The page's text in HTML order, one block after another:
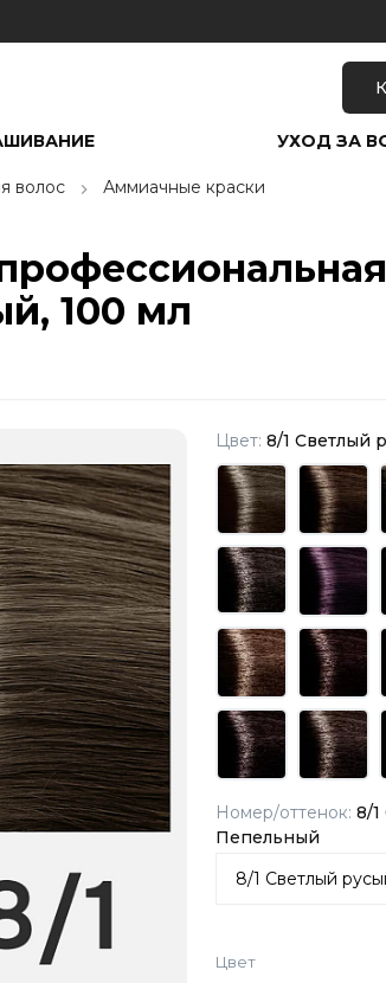
УХОД ЗА
волос Аммиачные краски
100 мл
Цвет: 8/1 Светлый
Номер/оттенок: 8/
Пепельный
Цвет